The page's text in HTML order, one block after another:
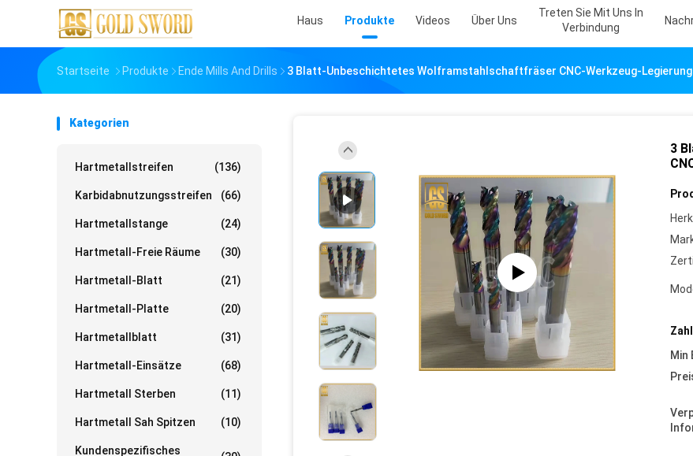
Haus Produkte Videos Über Uns
Treten Sie Mit Uns In
Verbindung
Startseite Produkte Ende Mills And Drills 3 Blatt-Unbeschichtetes Wolframstahlschaftfräser CNC-Werkzeug-
Kategorien
Hartmetallstreifen (136)
Karbidabnutzungsstreifen (66)
Hartmetallstange (24)
Hartmetall-Freie Räume (30)
Hartmetall-Blatt (21)
Hartmetall-Platte (20)
Hartmetallblatt (31)
Hartmetall-Einsätze (68)
Hartmetall Sterben (11)
Hartmetall Sah Spitzen (10)
Kundenspezifisches
3
Min